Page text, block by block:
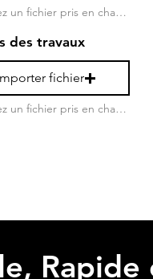
Importez un fichier pris en charge (max. 15 Mo)
des travaux
fichier
Importez un fichier pris en charge (max. 15 Mo)
Rapide